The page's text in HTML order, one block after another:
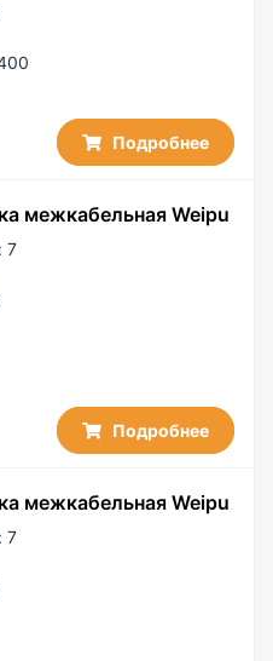
Подробнее
межкабельная Weipu
7
Подробнее
межкабельная Weipu
7